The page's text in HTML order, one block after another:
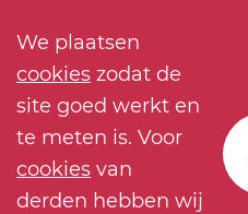
We plaatsen
cookies zodat de
site goed werkt en
te meten is. Voor
cookies van
derden hebben wij